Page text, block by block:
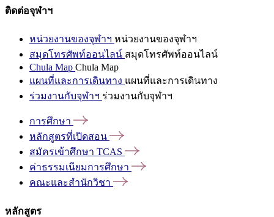
ติดต่อจุฬาฯ
หน่วยงานของจุฬาฯ หน่วยงานของจุฬาฯ
สมุดโทรศัพท์ออนไลน์ สมุดโทรศัพท์ออนไลน์
Chula Map Chula Map
แผนที่และการเดินทาง แผนที่และการเดินทาง
ร่วมงานกับจุฬาฯ ร่วมงานกับจุฬาฯ
การศึกษา
หลักสูตรที่เปิดสอน
สมัครเข้าศึกษา TCAS
ค่าธรรมเนียมการศึกษา
คณะและสำนักวิชา
หลักสูตร